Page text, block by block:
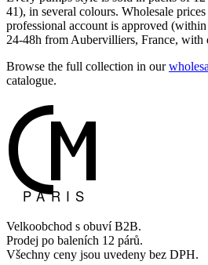
41), in several colours. Wholesale
professional account is approved
24-48h from Aubervilliers, France, with
Browse the full collection in our
catalogue.
Velkoobchod s obuví B2B.
Prodej po baleních 12 párů.
Všechny ceny jsou uvedeny bez DPH.